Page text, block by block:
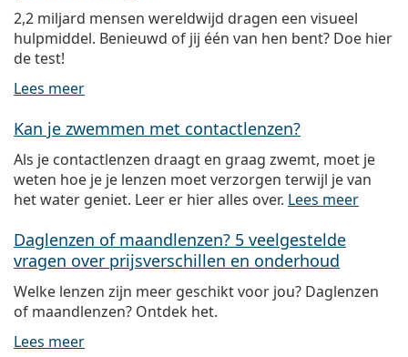
2,2 miljard mensen wereldwijd dragen een visueel
hulpmiddel. Benieuwd of jij één van hen bent? Doe hier
de test!
Lees meer
Kan je zwemmen met contactlenzen?
Als je contactlenzen draagt en graag zwemt, moet je
weten hoe je je lenzen moet verzorgen terwijl je van
het water geniet. Leer er hier alles over. Lees meer
Daglenzen of maandlenzen? 5 veelgestelde
vragen over prijsverschillen en onderhoud
Welke lenzen zijn meer geschikt voor jou? Daglenzen
of maandlenzen? Ontdek het.
Lees meer